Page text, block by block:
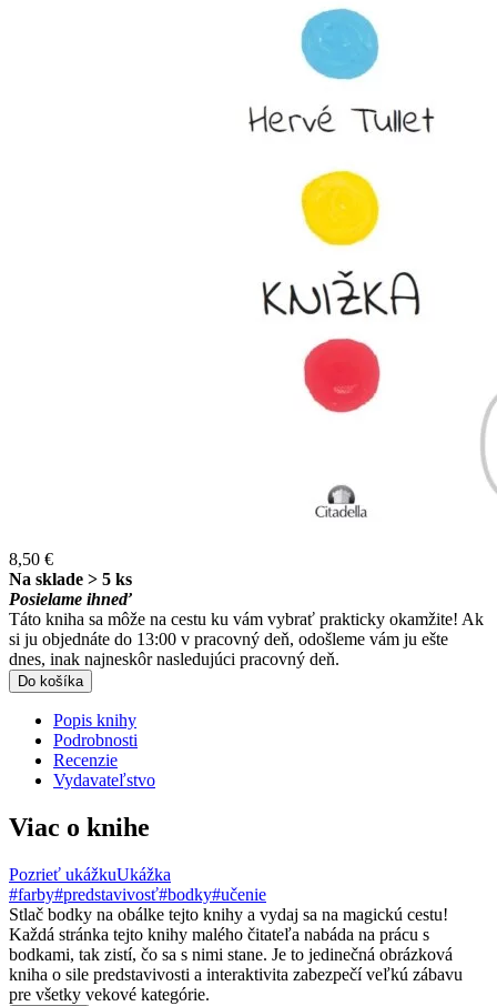
8,50 €
Na sklade > 5 ks
Posielame ihneď
Táto kniha sa môže na cestu ku vám vybrať prakticky okamžite! Ak
si ju objednáte do 13:00 v pracovný deň, odošleme vám ju ešte
dnes, inak najneskôr nasledujúci pracovný deň.
Do košíka
Popis knihy
Podrobnosti
Recenzie
Vydavateľstvo
Viac o knihe
Pozrieť ukážkuUkážka
#farby#predstavivosť#bodky#učenie
Stlač bodky na obálke tejto knihy a vydaj sa na magickú cestu!
Každá stránka tejto knihy malého čitateľa nabáda na prácu s
bodkami, tak zistí, čo sa s nimi stane. Je to jedinečná obrázková
kniha o sile predstavivosti a interaktivita zabezpečí veľkú zábavu
pre všetky vekové kategórie.